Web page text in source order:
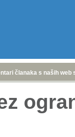
članaka s naših web